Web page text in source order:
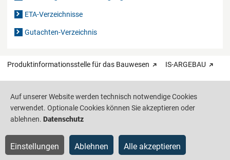
ETA-Verzeichnisse
Gutachten-Verzeichnis
Produktinformationsstelle für das Bauwesen IS-ARGEBAU
Auf unserer Website werden technisch notwendige Cookies
verwendet. Optionale Cookies können Sie akzeptieren oder
ablehnen. Datenschutz
Einstellungen Ablehnen Alle akzeptieren